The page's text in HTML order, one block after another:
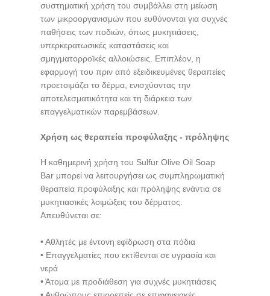
συστηματική χρήση του συμβάλλει στη μείωση
των μικροοργανισμών που ευθύνονται για συχνές
παθήσεις των ποδιών, όπως μυκητιάσεις,
υπερκερατωσικές καταστάσεις και
σμηγματορροϊκές αλλοιώσεις. Επιπλέον, η
εφαρμογή του πριν από εξειδικευμένες θεραπείες
προετοιμάζει το δέρμα, ενισχύοντας την
αποτελεσματικότητα και τη διάρκεια των
επαγγελματικών παρεμβάσεων.
Χρήση ως θεραπεία προφύλαξης - πρόληψης
Η καθημερινή χρήση του Sulfur Olive Oil Soap
Bar μπορεί να λειτουργήσει ως συμπληρωματική
θεραπεία προφύλαξης και πρόληψης ενάντια σε
μυκητιασικές λοιμώξεις του δέρματος.
Απευθύνεται σε:
• Αθλητές με έντονη εφίδρωση στα πόδια
• Επαγγελματίες που εκτίθενται σε υγρασία και
νερά
• Άτομα με προδιάθεση για συχνές μυκητιάσεις